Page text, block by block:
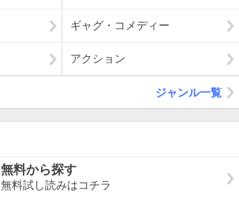
ギャグ・コメディー
アクション
ジャンル一覧
無料から探す
無料試し読みはコチラ